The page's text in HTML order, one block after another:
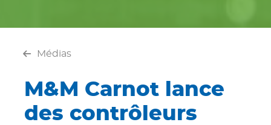
Médias
M&M Carnot lance
des contrôleurs